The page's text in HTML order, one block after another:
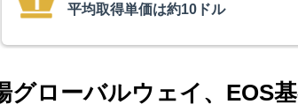
を発表
グローバルウェイ、EOS